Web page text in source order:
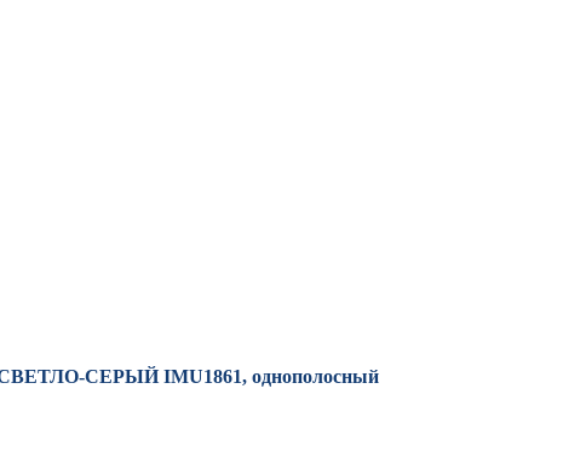
СЕРЫЙ IMU1861, однополосный